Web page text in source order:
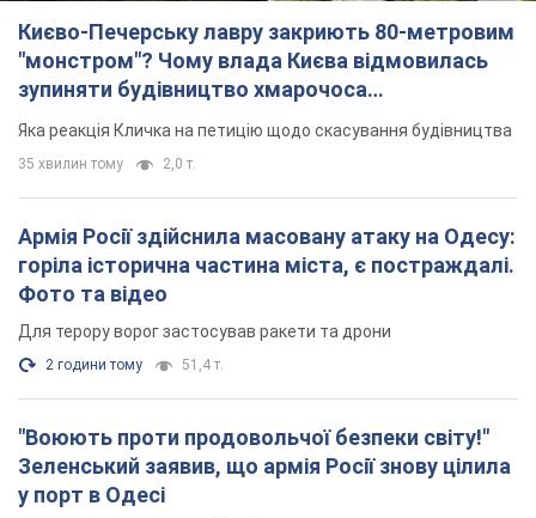
2 години тому 51,4 т.
"Воюють проти продовольчої безпеки світу!"
Зеленський заявив, що армія Росії знову цілила
більшість із яких – балістичні
годину тому 351